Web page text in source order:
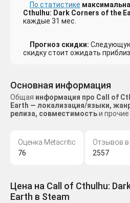
По статистике
Cthulhu: Dark Corners of the
каждые 31 мес.
Прогноз скидки:
скидку стоит ожидать
Основная информация
Общая информация про Call of
Earth — локализация/языки,
релиза, совместимостьи прочие
Оценка Metacritic
76
Отзывов в
2557
Цена на Call of Cthulhu:
Earth в Steam